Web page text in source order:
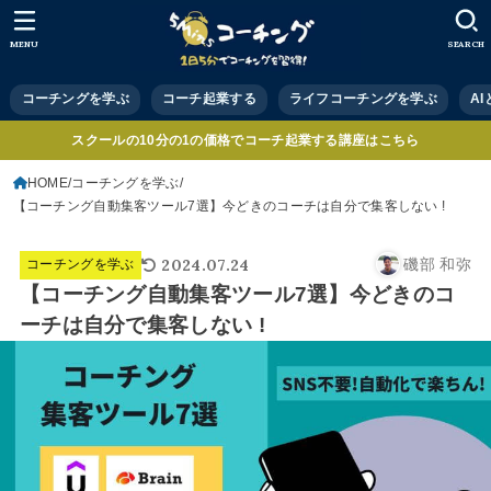
コーチングを学ぶ コーチ起業する ライフコーチングを学ぶ AI
SEARCH
MENU
スクールの10分の1の価格でコーチ起業する講座はこちら
HOME コーチングを学ぶ
【コーチング自動集客ツール7選】今どきのコーチは自分で集客しない !
コーチングを学ぶ 2024.07.24 磯部 和弥
【コーチング自動集客ツール7選】今どきのコ
ーチは自分で集客しない !